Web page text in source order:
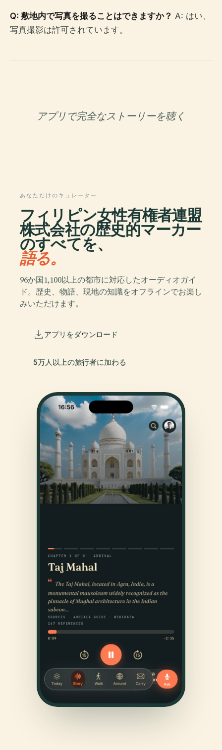
Q: 敷地内で写真を撮ることはできますか？ A: はい、
写真撮影は許可されています。
アプリで完全なストーリーを聴く
あなただけのキュレーター
フィリピン女性有権者連盟
株式会社の歴史的マーカー
のすべてを、
語る。
96か国1,100以上の都市に対応したオーディオガイ
ド。歴史、物語、現地の知識をオフラインでお楽し
みいただけます。
アプリをダウンロード
5万人以上の旅行者に加わる